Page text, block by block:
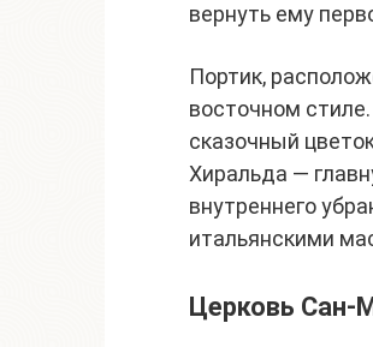
вернуть ему
Портик,
восточном
сказочный
Хиральда —
внутреннего
итальянскими
Церковь Сан-